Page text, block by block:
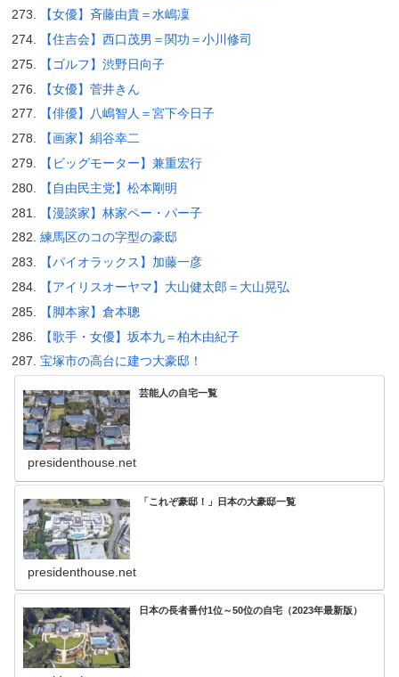
【女優】斉藤由貴＝水嶋凜
【住吉会】西口茂男＝関功＝小川修司
【ゴルフ】渋野日向子
【女優】菅井きん
【俳優】八嶋智人＝宮下今日子
【画家】絹谷幸二
【ビッグモーター】兼重宏行
【自由民主党】松本剛明
【漫談家】林家ペー・パー子
練馬区のコの字型の豪邸
【パイオラックス】加藤一彦
【アイリスオーヤマ】大山健太郎＝大山晃弘
【脚本家】倉本聰
【歌手・女優】坂本九＝柏木由紀子
宝塚市の高台に建つ大豪邸！
芸能人の自宅一覧
presidenthouse.net
「これぞ豪邸！」日本の大豪邸一覧
presidenthouse.net
日本の長者番付1位～50位の自宅（2023年最新版）